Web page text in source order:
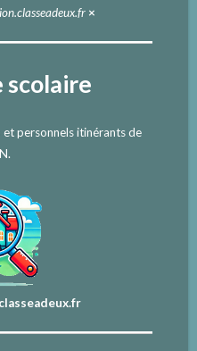
×
scolaire
et personnels itinérants de